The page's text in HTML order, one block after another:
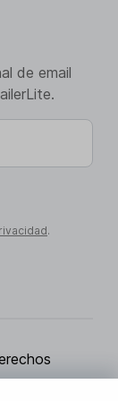
de email
.